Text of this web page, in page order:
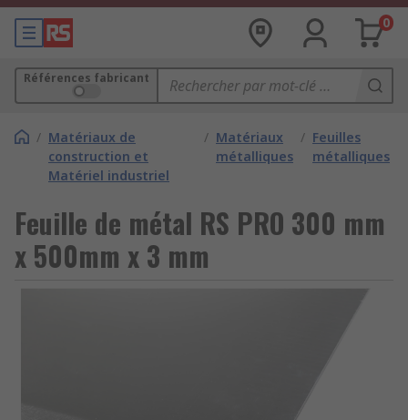
0
Références fabricant
/ Matériaux de
construction et
Matériel industriel
/ Matériaux
métalliques
/ Feuilles
métalliques
Feuille de métal RS PRO 300 mm
x 500mm x 3 mm